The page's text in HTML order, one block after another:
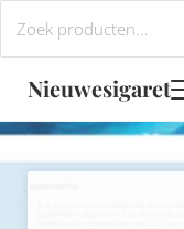
Nieuwesigaret